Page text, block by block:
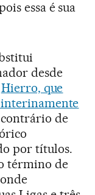
essa é sua
desde
Hierro, que
de
por títulos.
término de